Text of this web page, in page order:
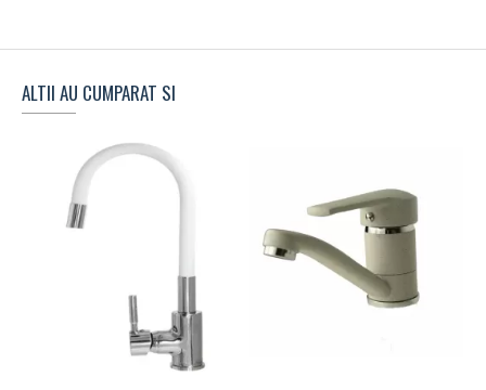
ALTII AU CUMPARAT SI